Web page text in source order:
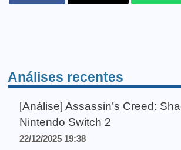
Análises recentes
[Análise] Assassin’s Creed:
Nintendo Switch 2
22/12/2025 19:38